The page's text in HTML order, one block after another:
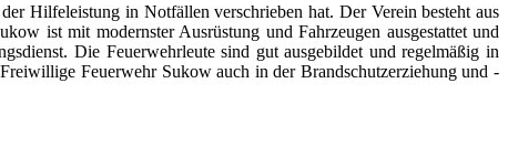
Hilfeleistung in Notfällen verschrieben hat. Der Verein besteht aus
ist mit modernster Ausrüstung und Fahrzeugen ausgestattet und
Die Feuerwehrleute sind gut ausgebildet und regelmäßig in
Feuerwehr Sukow auch in der Brandschutzerziehung und -